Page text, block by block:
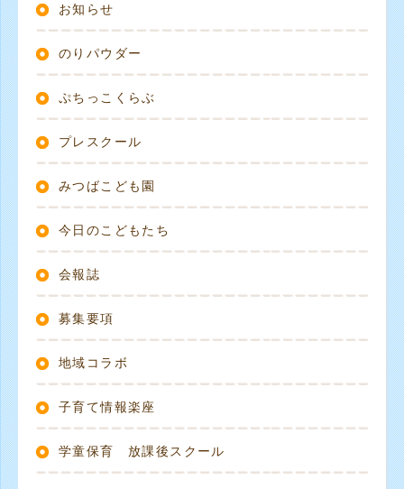
お知らせ
のりパウダー
ぷちっこくらぶ
プレスクール
みつばこども園
今日のこどもたち
会報誌
募集要項
地域コラボ
子育て情報楽座
学童保育 放課後スクール